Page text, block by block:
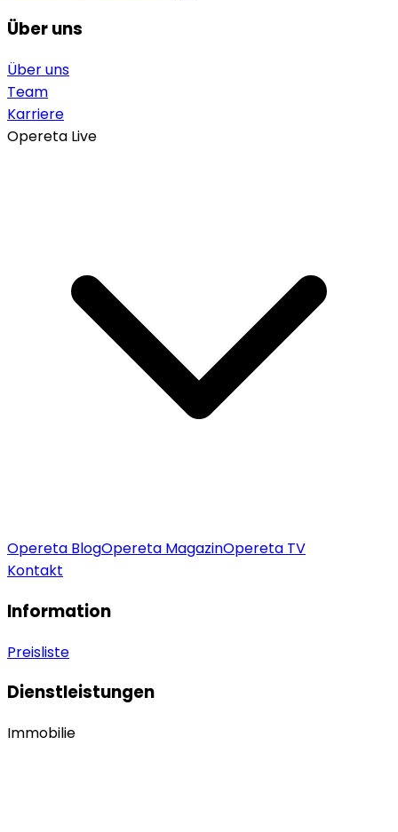
Über uns
Über uns
Team
Karriere
Opereta Live
Opereta BlogOpereta MagazinOpereta TV
Kontakt
Information
Preisliste
Dienstleistungen
Immobilie